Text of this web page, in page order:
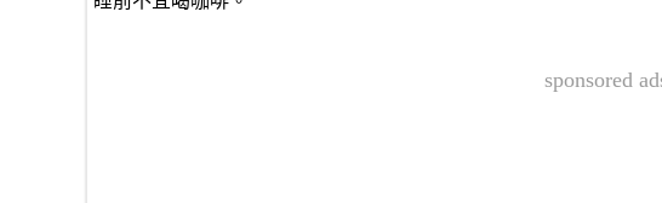
sponsored